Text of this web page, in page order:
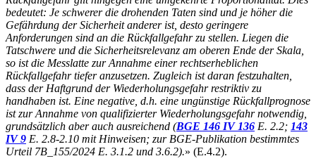
bedeutet: Je schwerer die drohenden Taten sind und je höher die
Gefährdung der Sicherheit anderer ist, desto geringere
Anforderungen sind an die Rückfallgefahr zu stellen. Liegen die
Tatschwere und die Sicherheitsrelevanz am oberen Ende der Skala,
so ist die Messlatte zur Annahme einer rechtserheblichen
Rückfallgefahr tiefer anzusetzen. Zugleich ist daran festzuhalten,
dass der Haftgrund der Wiederholungsgefahr restriktiv zu
handhaben ist. Eine negative, d.h. eine ungünstige Rückfallprognose
ist zur Annahme von qualifizierter Wiederholungsgefahr notwendig,
grundsätzlich aber auch ausreichend (BGE 146 IV 136 E. 2.2; 143
IV 9 E. 2.8-2.10 mit Hinweisen; zur BGE-Publikation bestimmtes
Urteil 7B_155/2024 E. 3.1.2 und 3.6.2).» (E.4.2).